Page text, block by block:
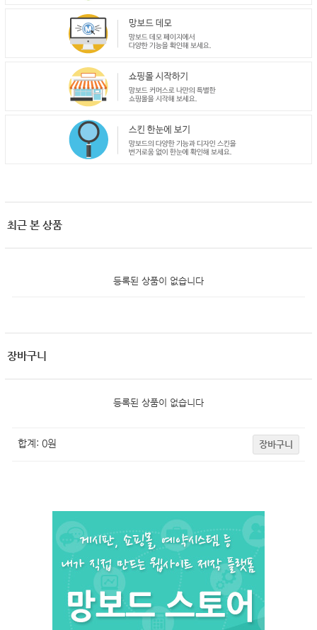
최근 본 상품
등록된 상품이 없습니다
장바구니
등록된 상품이 없습니다
합계: 0원 장바구니